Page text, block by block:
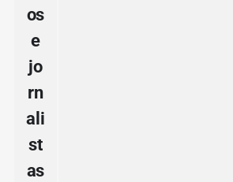
os
e
jo
rn
ali
st
as